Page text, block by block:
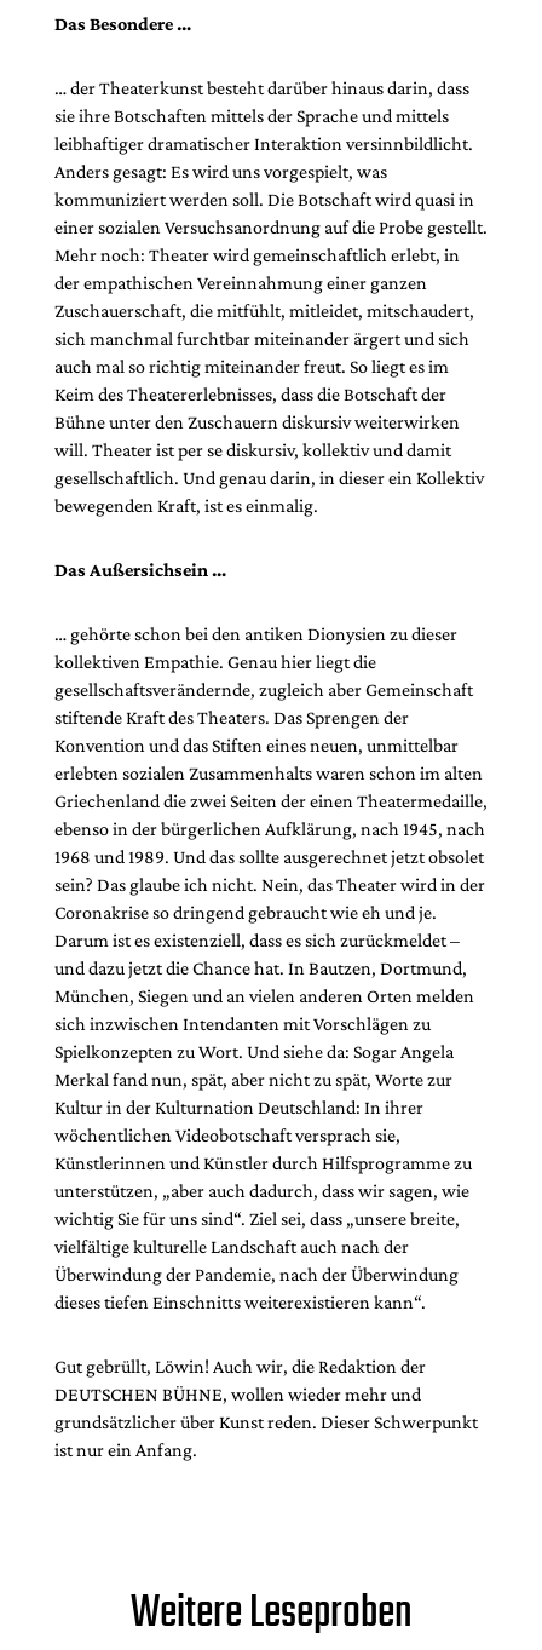
Das Besondere …
… der Theaterkunst besteht darüber hin­aus darin, dass
sie ihre Botschaften mittels der Sprache und mittels
leibhaftiger dramatischer Interaktion versinnbildlicht.
Anders gesagt: Es wird uns vorgespielt, was
kommuniziert werden soll. Die Botschaft wird quasi in
einer sozialen Versuchsanordnung auf die Probe gestellt.
Mehr noch: Theater wird gemeinschaftlich erlebt, in
der empathischen Vereinnahmung einer ganzen
Zuschauerschaft, die mitfühlt, mitleidet, mitschaudert,
sich manchmal furchtbar miteinander ärgert und sich
auch mal so richtig miteinander freut. So liegt es im
Keim des Theatererlebnisses, dass die Botschaft der
Bühne unter den Zuschauern diskursiv weiterwirken
will. Theater ist per se diskursiv, kollektiv und damit
gesellschaftlich. Und genau darin, in dieser ein Kollektiv
bewegenden Kraft, ist es einmalig.
Das Außersichsein …
… gehörte schon bei den antiken Dionysien zu dieser
kollektiven Empathie. Genau hier liegt die
gesellschaftsverändernde, zugleich aber Gemeinschaft
stiftende Kraft des Theaters. Das Sprengen der
Konvention und das Stiften eines neuen, unmittelbar
erlebten sozialen Zusammenhalts waren schon im alten
Griechenland die zwei Seiten der einen Theatermedaille,
ebenso in der bürgerlichen Aufklärung, nach 1945, nach
1968 und 1989. Und das sollte ausgerechnet jetzt obsolet
sein? Das glaube ich nicht. Nein, das Theater wird in der
Coronakrise so dringend gebraucht wie eh und je.
Darum ist es existenziell, dass es sich zurückmeldet –
und dazu jetzt die Chance hat. In Bautzen, Dortmund,
München, Siegen und an vielen anderen Orten melden
sich inzwischen Intendanten mit Vorschlägen zu
Spielkonzepten zu Wort. Und siehe da: Sogar Angela
Merkal fand nun, spät, aber nicht zu spät, Worte zur
Kultur in der Kulturnation Deutschland: In ihrer
wöchentlichen Videobotschaft versprach sie,
Künstlerinnen und Künstler durch Hilfsprogramme zu
unterstützen, „aber auch dadurch, dass wir sagen, wie
wichtig Sie für uns sind“. Ziel sei, dass „unsere breite,
vielfältige kulturelle Landschaft auch nach der
Überwindung der Pandemie, nach der Überwindung
dieses tiefen Einschnitts weiterexistieren kann“.
Gut gebrüllt, Löwin! Auch wir, die Redaktion der
DEUTSCHEN BÜHNE, wollen wieder mehr und
grundsätzlicher über Kunst reden. Dieser Schwerpunkt
ist nur ein Anfang.
Weitere Leseproben